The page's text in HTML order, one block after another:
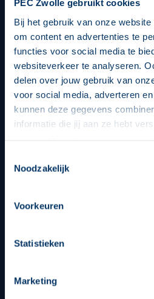
PEC Zwolle gebruikt cookies
Bij het gebruik van onze
om content en advertenties te
functies voor social media te
websiteverkeer te analyseren.
delen over jouw gebruik van
voor social media, adverteren
kunnen deze gegevens
informatie die jij aan ze hebt
op een veilige en integere wijze.
beheren op de privacy- en
Noodzakelijk
Voorkeuren
Statistieken
Marketing